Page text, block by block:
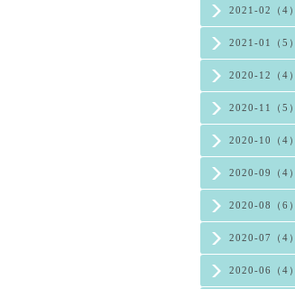
2021-02（4）
2021-01（5）
2020-12（4）
2020-11（5）
2020-10（4）
2020-09（4）
2020-08（6）
2020-07（4）
2020-06（4）